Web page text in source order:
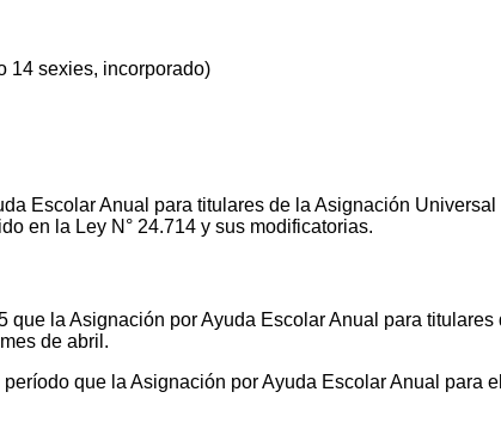
14 sexies, incorporado)
Escolar Anual para titulares de la Asignación
en la Ley N° 24.714 y sus modificatorias.
que la Asignación por Ayuda Escolar Anual para
de abril.
que la Asignación por Ayuda Escolar Anual para